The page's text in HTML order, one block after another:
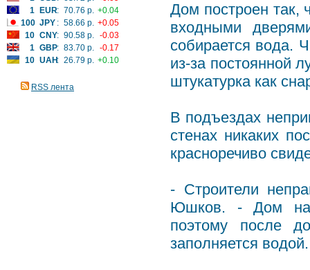
1
EUR: 70.76 р. +0.04
100 JPY : 58.66 р. +0.05
10 CNY: 90.58 р. -0.03
1 GBP: 83.70 р. -0.17
10 UAH: 26.79 р. +0.10
RSS лента
Дом построен так,
входными
собирается вода.
из-за постоянной
штукатурка как
В подъездах
стенах никаких
красноречиво
- Строители
Юшков. - Дом
поэтому после
заполняется водой.